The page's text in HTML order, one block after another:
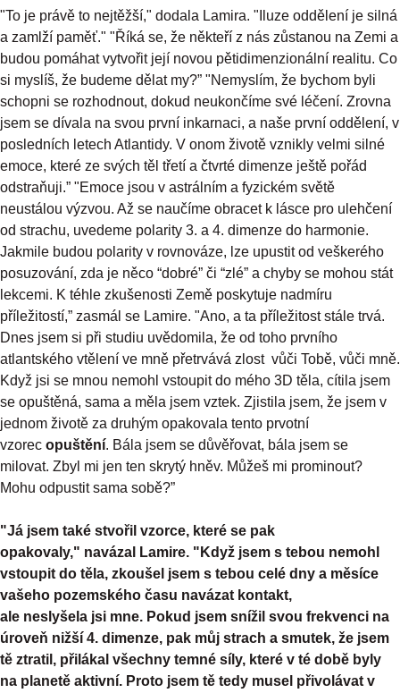
"To je právě to nejtěžší," dodala Lamira. "Iluze oddělení je silná
a zamlží paměť." "Říká se, že někteří z nás zůstanou na Zemi a
budou pomáhat vytvořit její novou pětidimenzionální realitu. Co
si myslíš, že budeme dělat my?” "Nemyslím, že bychom byli
schopni se rozhodnout, dokud neukončíme své léčení. Zrovna
jsem se dívala na svou první inkarnaci, a naše první oddělení, v
posledních letech Atlantidy. V onom životě vznikly velmi silné
emoce, které ze svých těl třetí a čtvrté dimenze ještě pořád
odstraňuji.” "Emoce jsou v astrálním a fyzickém světě
neustálou výzvou. Až se naučíme obracet k lásce pro ulehčení
od strachu, uvedeme polarity 3. a 4. dimenze do harmonie.
Jakmile budou polarity v rovnováze, lze upustit od veškerého
posuzování, zda je něco “dobré” či “zlé” a chyby se mohou stát
lekcemi. K téhle zkušenosti Země poskytuje nadmíru
příležitostí,” zasmál se Lamire. "Ano, a ta příležitost stále trvá.
Dnes jsem si při studiu uvědomila, že od toho prvního
atlantského vtělení ve mně přetrvává zlost vůči Tobě, vůči mně.
Když jsi se mnou nemohl vstoupit do mého 3D těla, cítila jsem
se opuštěná, sama a měla jsem vztek. Zjistila jsem, že jsem v
jednom životě za druhým opakovala tento prvotní
vzorec opuštění. Bála jsem se důvěřovat, bála jsem se
milovat. Zbyl mi jen ten skrytý hněv. Můžeš mi prominout?
Mohu odpustit sama sobě?”
"Já jsem také stvořil vzorce, které se pak
opakovaly," navázal Lamire. "Když jsem s tebou nemohl
vstoupit do těla, zkoušel jsem s tebou celé dny a měsíce
vašeho pozemského času navázat kontakt,
ale neslyšela jsi mne. Pokud jsem snížil svou frekvenci na
úroveň nižší 4. dimenze, pak můj strach a smutek, že jsem
tě ztratil, přilákal všechny temné síly, které v té době byly
na planetě aktivní. Proto jsem tě tedy musel přivolávat v